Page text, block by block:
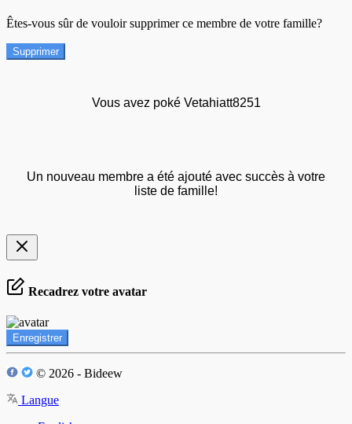
Êtes-vous sûr de vouloir supprimer ce membre de votre famille?
Supprimer
Vous avez poké Vetahiatt8251
Un nouveau membre a été ajouté avec succès à votre
liste de famille!
Recadrez votre avatar
Enregistrer
© 2026 - Bideew
Langue